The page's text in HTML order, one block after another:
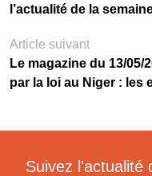
l’actualité de la
Article suivant
Le magazine du 13/
par la loi au Niger : les
Suivez l'actualité